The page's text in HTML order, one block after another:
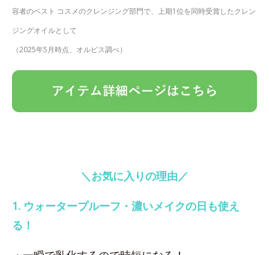
容者のベスト コスメのクレンジング部門で、上期1位を同時受賞したクレン
ジングオイルとして
（2025年5月時点、オルビス調べ）
＼お気に入りの理由／
1. ウォータープルーフ・濃いメイクの日も使え
る！